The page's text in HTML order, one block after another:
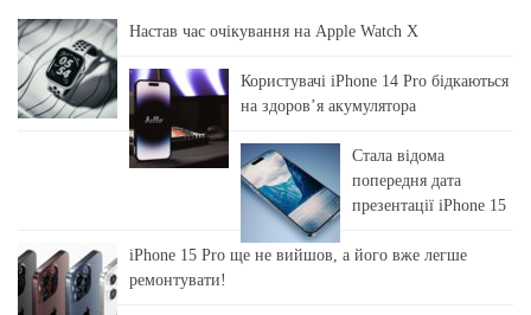
Настав час очікування на Apple Watch X
Користувачі iPhone 14 Pro бідкаються
на здоровʼя акумулятора
Стала відома
попередня дата
презентації iPhone 15
iPhone 15 Pro ще не вийшов, а його вже легше
ремонтувати!